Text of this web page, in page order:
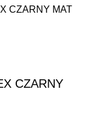
CZARNY